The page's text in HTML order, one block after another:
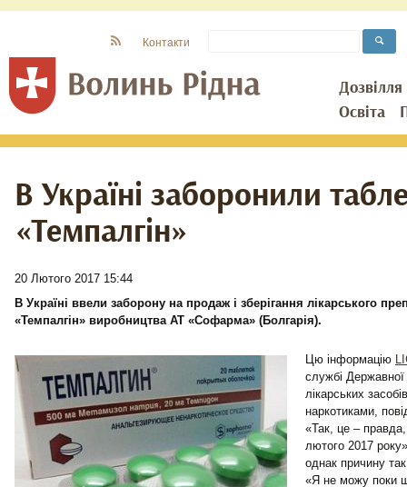
Дозвілля
Освіта
Контакти
В Україні заборонили
«Темпалгін»
20 Лютого 2017 15:44
В Україні ввели заборону на продаж і зберігання лікарського
«Темпалгін» виробництва АТ «Софарма» (Болгарія).
Цю інформацію
службі
лікарських
наркотиками,
«Так, це –
лютого 2017
однак причину
«Я не можу поки